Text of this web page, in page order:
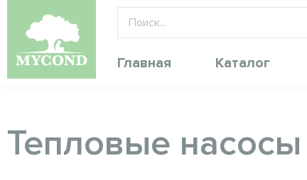
Главная Каталог
Тепловые насосы